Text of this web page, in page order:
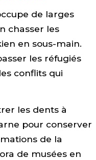
de larges
chasser les
en sous-main.
les réfugiés
conflits qui
les dents à
pour conserver
de la
de musées en